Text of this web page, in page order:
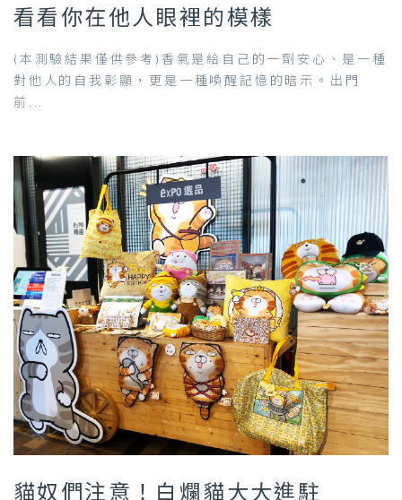
看看你在他人眼裡的模樣
(本測驗結果僅供參考)香氣是給自己的一劑安心、是一種
對他人的自我彰顯，更是一種喚醒記憶的暗示。出門
前...
貓奴們注意！白爛貓大大進駐